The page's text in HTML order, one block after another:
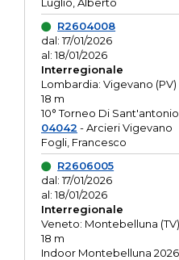
R2604008
dal: 17/01/2026
al: 18/01/2026
Interregionale
Lombardia: Vigevano (PV)
18 m
10° Torneo Di
04042 - Arcieri Vigevano
Fogli, Francesco
R2606005
dal: 17/01/2026
al: 18/01/2026
Interregionale
Veneto: Montebelluna (TV)
18 m
Indoor Montebelluna 2026